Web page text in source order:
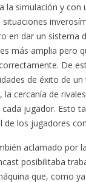
la simulación y
en dar un
más amplia pero
De
de éxito de
cercanía de
jugador. Esto
de los jugadores
aclamado por
posibilitaba
que, como